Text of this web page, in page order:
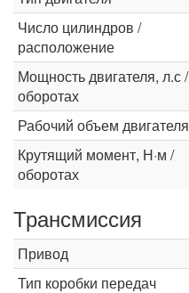
Число цилиндров /
расположение
Мощность двигателя, л.с /
оборотах
Рабочий объем двигателя
Крутящий момент, Н·м /
оборотах
Трансмиссия
Привод
Тип коробки передач